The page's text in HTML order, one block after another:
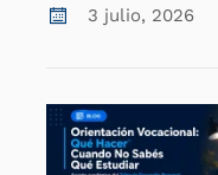
3 julio, 2026